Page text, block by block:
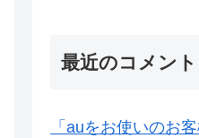
最近のコメント
「auをお使いのお